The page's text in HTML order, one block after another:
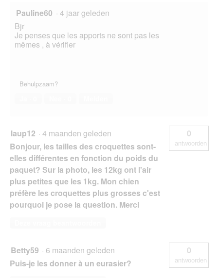
Pauline60 · 4 jaar geleden
Bjr
Je penses que les apports ne sont pas les
mêmes , à vérifier
Behulpzaam?
laup12 · 4 maanden geleden
Bonjour, les tailles des croquettes sont-
elles différentes en fonction du poids du
paquet? Sur la photo, les 12kg ont l'air
plus petites que les 1kg. Mon chien
préfère les croquettes plus grosses c'est
pourquoi je pose la question. Merci
0
antwoorden
Betty59 · 6 maanden geleden
Puis-je les donner à un eurasier?
0
antwoorden